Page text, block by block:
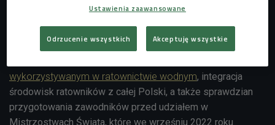
"Kąpieliska to priorytet, zawody są dodatkiem"
Celem organizacji tych widowiskowych zawodów jest
podnoszenie umiejętności ratowników z zakresu technik
wykorzystywanym w ratownictwie wodnym, integracja
środowisk ratowników z całej Polski, a także sprawdzian
przygotowania zawodników przed udziałem w
Mistrzostwach Świata, które we wrześniu 2022 roku
Ustawienia zaawansowane
Odrzucenie wszystkich Akceptuję wszystkie